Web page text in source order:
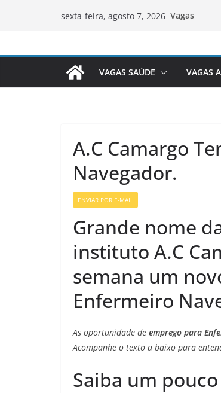
conteúdo
sexta-feira, agosto 7, 2026 Vagas
VAGAS SAÚDE VAGAS
A.C Camargo
Navegador.
ENVIAR POR E-MAIL
Grande nome
instituto A.C
semana um
Enfermeiro
As oportunidade de emprego para
Acompanhe o texto a baixo para
Saiba um